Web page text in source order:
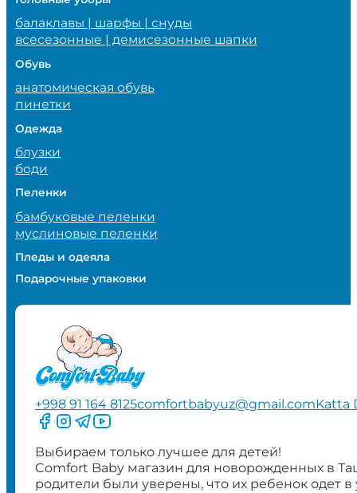
балаклавы | шарфы | снуды
всесезонные | демисезонные шапки
Обувь
анатомическая обувь
пинетки
Одежда
блузки
боди
Пеленки
бамбуковые пеленки
муслиновые пеленки
Пледы и одеяла
Подарочные упаковки
+998 91 164 8125comfortbabyuz@gmail.comKatta
Следите за нами на Facebook
Следите за нами в Instagram
Следите за нами в Telegram
Следите за нами в YouTube
Выбираем только лучшее для детей!
Comfort Baby магазин для новорожденных в
родители были уверены, что их ребенок одет